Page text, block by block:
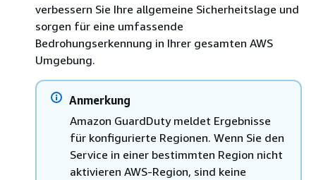
verbessern Sie Ihre allgemeine Sicherheitslage und
sorgen für eine umfassende
Bedrohungserkennung in Ihrer gesamten AWS
Umgebung.
Anmerkung
Amazon GuardDuty meldet Ergebnisse
für konfigurierte Regionen. Wenn Sie den
Service in einer bestimmten Region nicht
aktivieren AWS-Region, sind keine